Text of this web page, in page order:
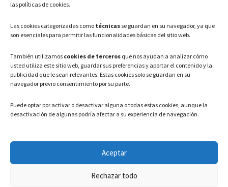
las políticas de cookies.
Las cookies categorizadas como técnicas se guardan en su navegador, ya que
son esenciales para permitir las funcionalidades básicas del sitio web.
También utilizamos cookies de terceros que nos ayudan a analizar cómo
usted utiliza este sitio web, guardar sus preferencias y aportar el contenido y la
publicidad que le sean relevantes. Estas cookies solo se guardan en su
navegador previo consentimiento por su parte.
Puede optar por activar o desactivar alguna o todas estas cookies, aunque la
desactivación de algunas podría afectar a su experiencia de navegación.
Aceptar
Rechazar todo
Correo Electrónico:
HORARIO
Lunes a Viernes: 08:00h – 15:00h
LEGAL
Política de privacidad–Aviso Legal–Política de cookies
Registro de actividades de Tratamiento